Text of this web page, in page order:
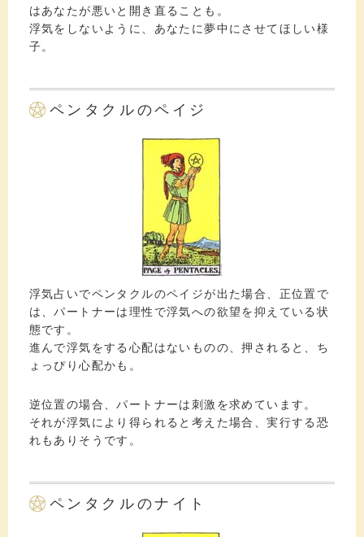
はあなたが悪いと開き直ることも。
浮気をしないように、あなたに夢中にさせてほしい様
子。
ペンタクルのペイジ
浮気占いでペンタクルのペイジが出た場合、正位置で
は、パートナーは理性で浮気への欲望を抑えている状
態です。
進んで浮気をする心配はないものの、押されると、ち
ょっぴり心配かも。
逆位置の場合、パートナーは刺激を求めています。
それが浮気により得られると考えた場合、実行する恐
れもありそうです。
ペンタクルのナイト